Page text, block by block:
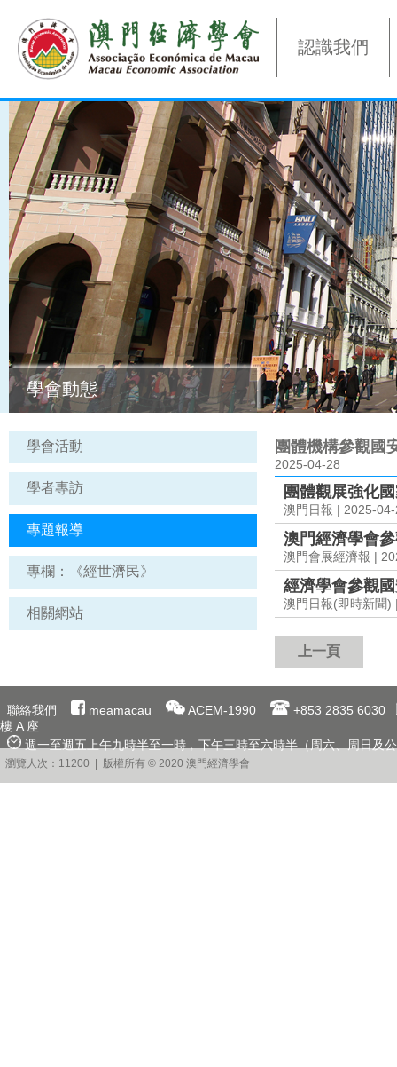
認識我們
學會動態
學會活動
學者專訪
專題報導
專欄：《經世濟民》
相關網站
團體機構參觀國
2025-04-28
團體觀展強化
澳門日報 | 2025-
澳門經濟學會
澳門會展經濟報 |
經濟學會參觀
澳門日報(即時新聞)
上一頁
聯絡我們 meamacau ACEM-1990
+853 2835 6030
樓 A 座
週一至週五上午九時半至一時﹐下午三時至六時半（周六、周日及
瀏覽人次：11200 | 版權所有 © 2020 澳門經濟學會